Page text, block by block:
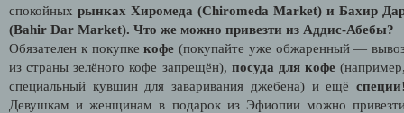
спокойных рынках Хиромеда (Chiromeda Market) и Бахир
(Bahir Dar Market). Что же можно привезти из Аддис-Абебы?
Обязателен к покупкекофе (покупайте уже обжаренный —
из страны зелёного кофе запрещён), посуда для кофе
специальный кувшин для заваривания джебена) и ещё специи
Девушкам и женщинам в подарок из Эфиопии можно